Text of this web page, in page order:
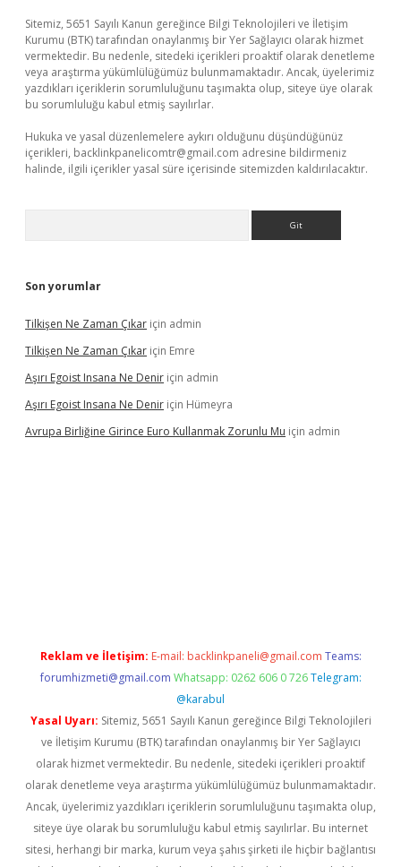
Sitemiz, 5651 Sayılı Kanun gereğince Bilgi Teknolojileri ve İletişim
Kurumu (BTK) tarafından onaylanmış bir Yer Sağlayıcı olarak hizmet
vermektedir. Bu nedenle, sitedeki içerikleri proaktif olarak denetleme
veya araştırma yükümlülüğümüz bulunmamaktadır. Ancak, üyelerimiz
yazdıkları içeriklerin sorumluluğunu taşımakta olup, siteye üye olarak
bu sorumluluğu kabul etmiş sayılırlar.
Hukuka ve yasal düzenlemelere aykırı olduğunu düşündüğünüz
içerikleri, backlinkpanelicomtr@gmail.com adresine bildirmeniz
halinde, ilgili içerikler yasal süre içerisinde sitemizden kaldırılacaktır.
Son yorumlar
Tilkişen Ne Zaman Çıkar için admin
Tilkişen Ne Zaman Çıkar için Emre
Aşırı Egoist Insana Ne Denir için admin
Aşırı Egoist Insana Ne Denir için Hümeyra
Avrupa Birliğine Girince Euro Kullanmak Zorunlu Mu için admin
Reklam ve İletişim: E-mail: backlinkpaneli@gmail.com Teams:
forumhizmeti@gmail.com Whatsapp: 0262 606 0 726 Telegram:
@karabul
Yasal Uyarı: Sitemiz, 5651 Sayılı Kanun gereğince Bilgi Teknolojileri
ve İletişim Kurumu (BTK) tarafından onaylanmış bir Yer Sağlayıcı
olarak hizmet vermektedir. Bu nedenle, sitedeki içerikleri proaktif
olarak denetleme veya araştırma yükümlülüğümüz bulunmamaktadır.
Ancak, üyelerimiz yazdıkları içeriklerin sorumluluğunu taşımakta olup,
siteye üye olarak bu sorumluluğu kabul etmiş sayılırlar. Bu internet
sitesi, herhangi bir marka, kurum veya şahıs şirketi ile hiçbir bağlantısı